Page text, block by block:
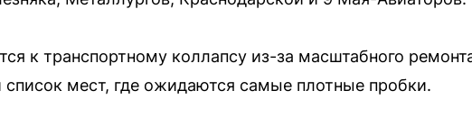
к транспортному коллапсу из-за масштабного
мест, где ожидаются самые плотные пробки.